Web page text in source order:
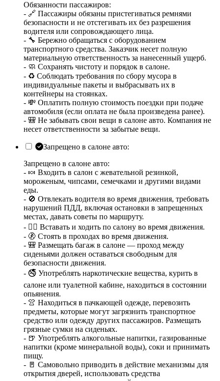
Обязанности пассажиров:
- 🔗 Пассажиры обязаны пристегиваться ремнями
безопасности и не отстегивать их без разрешения
водителя или сопровождающего лица.
- 🔧 Бережно обращаться с оборудованием
транспортного средства. Заказчик несет полную
материальную ответственность за нанесенный ущерб.
- 🧼 Сохранять чистоту и порядок в салоне.
- ♻️ Соблюдать требования по сбору мусора в
индивидуальные пакеты и выбрасывать их в
контейнеры на стоянках.
- 💸 Оплатить полную стоимость поездки при подаче
автомобиля (если оплата не была произведена ранее).
- 🎒 Не забывать свои вещи в салоне авто. Компания не
несет ответственности за забытые вещи.
Запрещено в салоне авто:
Запрещено в салоне авто:
- 🍬 Входить в салон с жевательной резинкой,
мороженым, чипсами, семечками и другими видами
еды.
- 🚫 Отвлекать водителя во время движения, требовать
нарушений ПДД, включая остановки в запрещенных
местах, давать советы по маршруту.
- 🚶‍♂️ Вставать и ходить по салону во время движения.
- 🚷 Стоять в проходах во время движения.
- 🎒 Размещать багаж в салоне — проход между
сиденьями должен оставаться свободным для
безопасности движения.
- 🚭 Употреблять наркотические вещества, курить в
салоне или туалетной кабине, находиться в состоянии
опьянения.
- 👚 Находиться в пачкающей одежде, перевозить
предметы, которые могут загрязнить транспортное
средство или одежду других пассажиров. Размещать
грязные сумки на сиденьях.
- 🍺 Употреблять алкогольные напитки, газированные
напитки (кроме минеральной воды), соки и принимать
пищу.
- 🚪 Самовольно приводить в действие механизмы для
открытия дверей, использовать средства